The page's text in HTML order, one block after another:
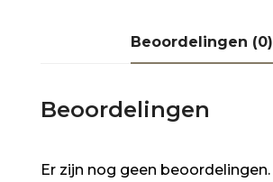
Beoordelingen (0)
Beoordelingen
Er zijn nog geen beoordelingen.